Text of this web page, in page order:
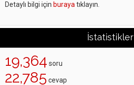
Detaylı bilgi için buraya tıklayın.
İstatistikler
19,364 soru
22,785 cevap